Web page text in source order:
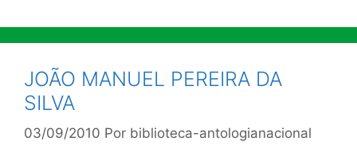
JOÃO MANUEL PEREIRA DA
SILVA
03/09/2010 Por biblioteca-antologianacional